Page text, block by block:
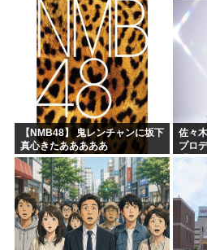
【NMB48】 鬼レンチャンに坂下
真心きたあああああ
佐々
プロ
「
現在